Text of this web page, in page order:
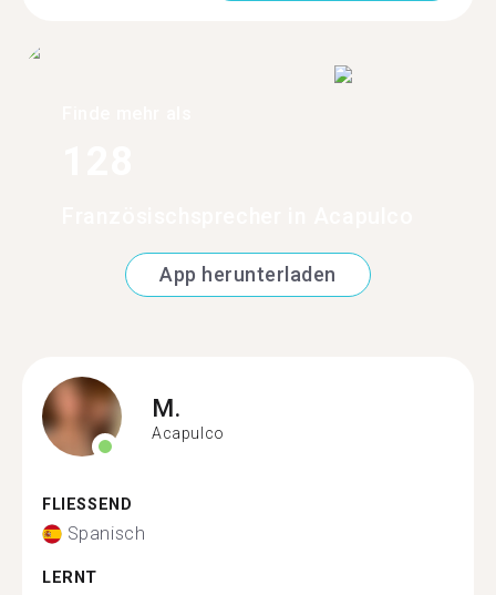
App herunterladen
M.
Acapulco
FLIESSEND
Spanisch
LERNT